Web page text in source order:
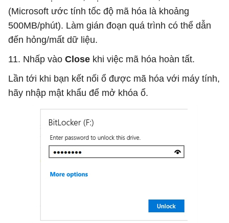
(Microsoft ước tính tốc độ mã hóa là khoảng
500MB/phút). Làm gián đoạn quá trình có thể dẫn
đến hỏng/mất dữ liệu.
11. Nhấp vào Close khi việc mã hóa hoàn tất.
Lần tới khi bạn kết nối ổ được mã hóa với máy tính,
hãy nhập mật khẩu để mở khóa ổ.